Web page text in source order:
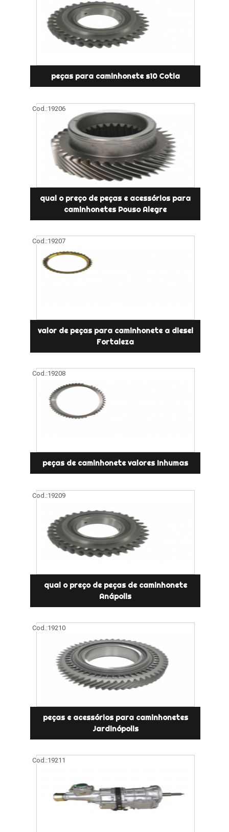
peças para caminhonete s10 Cotia
Cod.:19206
qual o preço de peças e acessórios para
caminhonetes Pouso Alegre
Cod.:19207
valor de peças para caminhonete a diesel
Fortaleza
Cod.:19208
peças de caminhonete valores Inhumas
Cod.:19209
qual o preço de peças de caminhonete
Anápolis
Cod.:19210
peças e acessórios para caminhonetes
Jardinópolis
Cod.:19211